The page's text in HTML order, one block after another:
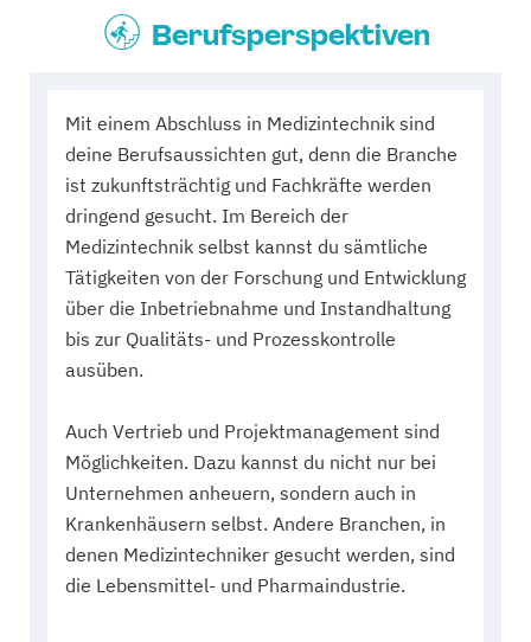
Berufsperspektiven
Mit einem Abschluss in Medizintechnik sind
deine Berufsaussichten gut, denn die Branche
ist zukunftsträchtig und Fachkräfte werden
dringend gesucht. Im Bereich der
Medizintechnik selbst kannst du sämtliche
Tätigkeiten von der Forschung und Entwicklung
über die Inbetriebnahme und Instandhaltung
bis zur Qualitäts- und Prozesskontrolle
ausüben.
Auch Vertrieb und Projektmanagement sind
Möglichkeiten. Dazu kannst du nicht nur bei
Unternehmen anheuern, sondern auch in
Krankenhäusern selbst. Andere Branchen, in
denen Medizintechniker gesucht werden, sind
die Lebensmittel- und Pharmaindustrie.